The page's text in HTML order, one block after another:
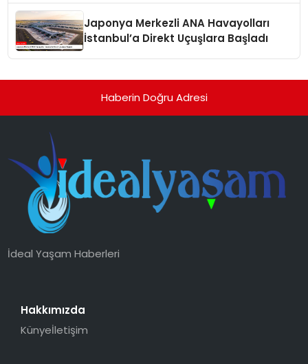
Japonya Merkezli ANA Havayolları
İstanbul’a Direkt Uçuşlara Başladı
Haberin Doğru Adresi
İdeal Yaşam Haberleri
Hakkımızda
Künyeİletişim